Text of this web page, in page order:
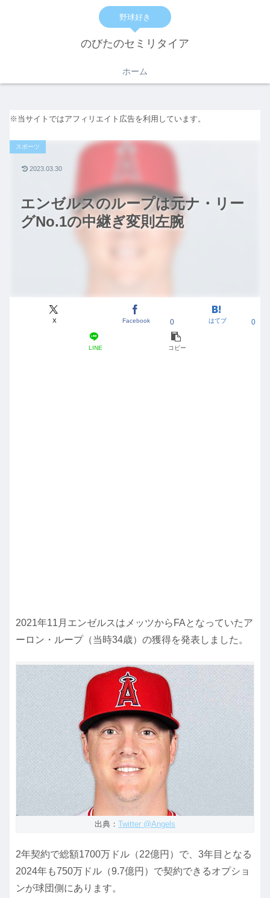
野球好き
のびたのセミリタイア
ホーム
※当サイトではアフィリエイト広告を利用しています。
エンゼルスのループは元ナ・リー
グNo.1の中継ぎ変則左腕
スポーツ
X Facebook 0 はてブ 0
LINE コピー
2023.03.30
2021年11月エンゼルスはメッツからFAとなっていたア
ーロン・ループ（当時34歳）の獲得を発表しました。
出典： Twitter @Angels
2年契約で総額1700万ドル（22億円）で、3年目となる
2024年も750万ドル（9.7億円）で契約できるオプショ
ンが球団側にあります。